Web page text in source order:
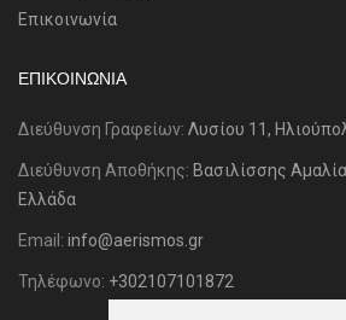
Επικοινωνία
ΕΠΙΚΟΙΝΩΝΊΑ
Διεύθυνση Γραφείων: Λυσίου 11,
Διεύθυνση Αποθήκης: Βασιλίσσης
Ελλάδα
Email: info@aerismos.gr
Τηλέφωνο: +302107101872